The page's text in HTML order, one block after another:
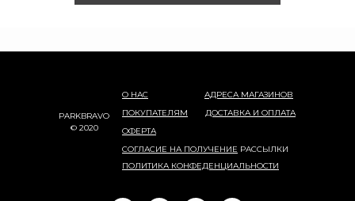
О НАС
АДРЕСА МАГАЗИНОВ
ПОКУПАТЕЛЯМ
PARKBRAVO
© 2020
СОГЛАСИЕ НА ПОЛУЧЕНИЕ РАССЫЛКИ
ПОЛИТИКА КОНФЕДЕНЦИАЛЬНОСТИ
ОФЕРТА
ДОСТАВКА И ОПЛАТА